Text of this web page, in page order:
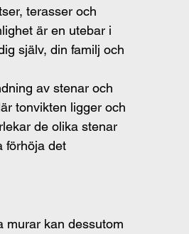
terasser och
är en utebar i
själv, din familj och
av stenar och
tonvikten ligger och
de olika stenar
förhöja det
murar kan dessutom